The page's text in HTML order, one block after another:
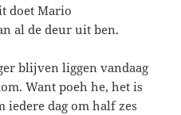
doet Mario
al de deur uit ben.
blijven liggen vandaag
Want poeh he, het is
dag om half zes